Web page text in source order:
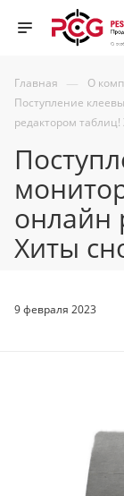
Главная — О
Поступление
редактором
онлайн
Хиты
9 февраля 2023